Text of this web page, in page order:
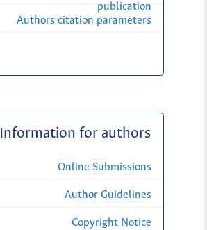
publication
Authors citation parameters
Information for authors
Online Submissions
Author Guidelines
Copyright Notice